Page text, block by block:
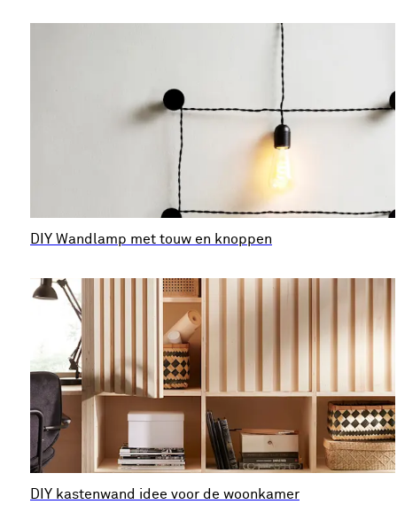
DIY Wandlamp met touw en knoppen
DIY kastenwand idee voor de woonkamer